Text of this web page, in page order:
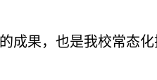
成果，也是我校常态